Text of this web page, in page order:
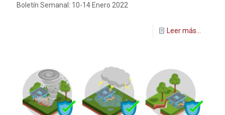
Boletín Semanal: 10-14 Enero 2022
Leer más...